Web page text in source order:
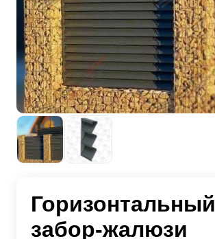
Горизонтальный
забор-жалюзи